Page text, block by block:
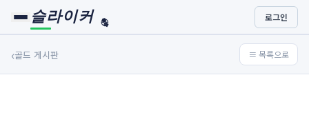
슬라이커 🏀
⚾ 로그인
‹골드 게시판 ≡ 목록으로